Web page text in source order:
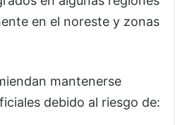
en el noreste y zonas
mantenerse
debido al riesgo de: